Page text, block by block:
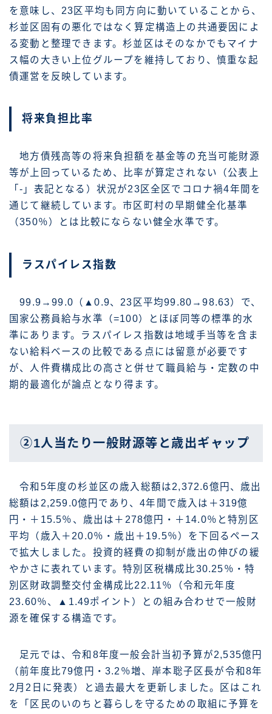
を意味し、23区平均も同方向に動いていることから、
杉並区固有の悪化ではなく算定構造上の共通要因によ
る変動と整理できます。杉並区はそのなかでもマイナ
ス幅の大きい上位グループを維持しており、慎重な起
債運営を反映しています。
将来負担比率
地方債残高等の将来負担額を基金等の充当可能財源
等が上回っているため、比率が算定されない（公表上
「-」表記となる）状況が23区全区でコロナ禍4年間を
通じて継続しています。市区町村の早期健全化基準
（350％）とは比較にならない健全水準です。
ラスパイレス指数
99.9→99.0（▲0.9、23区平均99.80→98.63）で、
国家公務員給与水準（=100）とほぼ同等の標準的水
準にあります。ラスパイレス指数は地域手当等を含ま
ない給料ベースの比較である点には留意が必要です
が、人件費構成比の高さと併せて職員給与・定数の中
期的最適化が論点となり得ます。
②1人当たり一般財源等と歳出ギャップ
令和5年度の杉並区の歳入総額は2,372.6億円、歳出
総額は2,259.0億円であり、4年間で歳入は＋319億
円・＋15.5％、歳出は＋278億円・＋14.0％と特別区
平均（歳入＋20.0％・歳出＋19.5％）を下回るペース
で拡大しました。投資的経費の抑制が歳出の伸びの緩
やかさに表れています。特別区税構成比30.25％・特
別区財政調整交付金構成比22.11％（令和元年度
23.60％、▲1.49ポイント）との組み合わせで一般財
源を確保する構造です。
足元では、令和8年度一般会計当初予算が2,535億円
（前年度比79億円・3.2％増、岸本聡子区長が令和8年
2月2日に発表）と過去最大を更新しました。区はこれ
を「区民のいのちと暮らしを守るための取組に予算を